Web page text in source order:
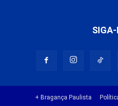
+ Bragança Paulista